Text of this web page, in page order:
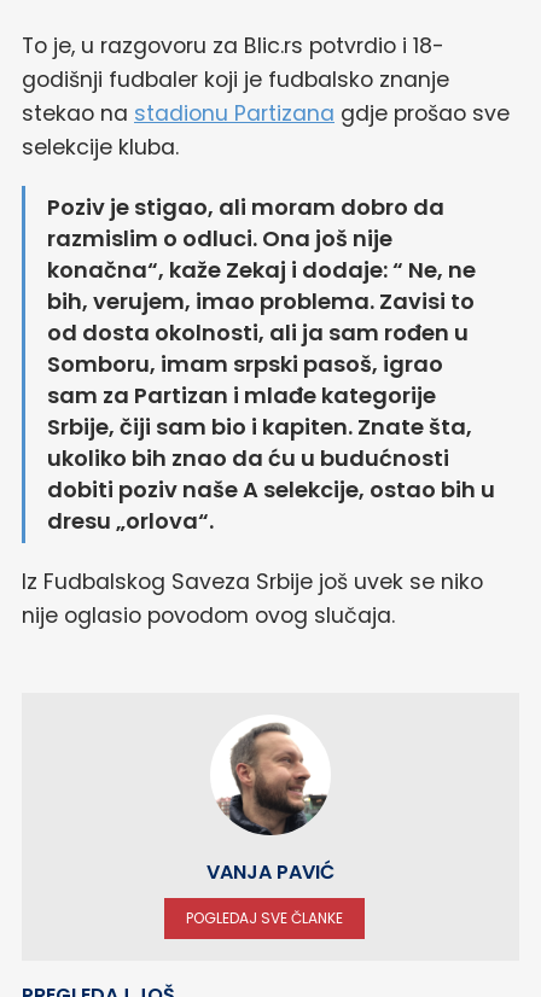
To je, u razgovoru za Blic.rs potvrdio i 18-
godišnji fudbaler koji je fudbalsko znanje
stekao na stadionu Partizana gdje prošao sve
selekcije kluba.
Poziv je stigao, ali moram dobro da
razmislim o odluci. Ona još nije
konačna“, kaže Zekaj i dodaje: “ Ne, ne
bih, verujem, imao problema. Zavisi to
od dosta okolnosti, ali ja sam rođen u
Somboru, imam srpski pasoš, igrao
sam za Partizan i mlađe kategorije
Srbije, čiji sam bio i kapiten. Znate šta,
ukoliko bih znao da ću u budućnosti
dobiti poziv naše A selekcije, ostao bih u
dresu „orlova“.
Iz Fudbalskog Saveza Srbije još uvek se niko
nije oglasio povodom ovog slučaja.
VANJA PAVIĆ
POGLEDAJ SVE ČLANKE